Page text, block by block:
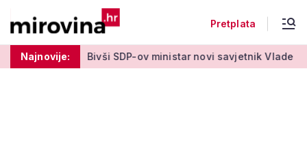
Pretplata
Najnovije:
tjedan' Bivši SDP-ov ministar novi savjetnik Vlade